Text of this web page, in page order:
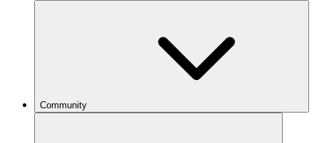
Community